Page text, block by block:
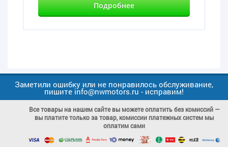
Подробнее
Заметили ошибку или не понравилось обслуживание,
пишите info@nwmotors.ru - исправим!
Все товары на нашем сайте вы можете оплатить без комиссий —
вы платите только за товар, комиссии платежных систем мы
оплатим сами